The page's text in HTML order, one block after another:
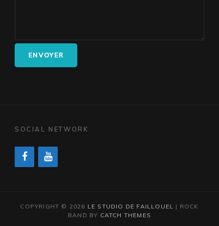
SOCIAL NETWORK
COPYRIGHT © 2026 LE STUDIO DE FAILLOUEL | ROCK
BAND BY CATCH THEMES